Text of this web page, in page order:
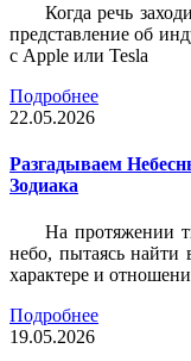
Когда речь
представление об
с Apple или Tesla
Подробнее
22.05.2026
Разгадываем
Зодиака
На протяжении
небо, пытаясь найти
характере и
Подробнее
19.05.2026